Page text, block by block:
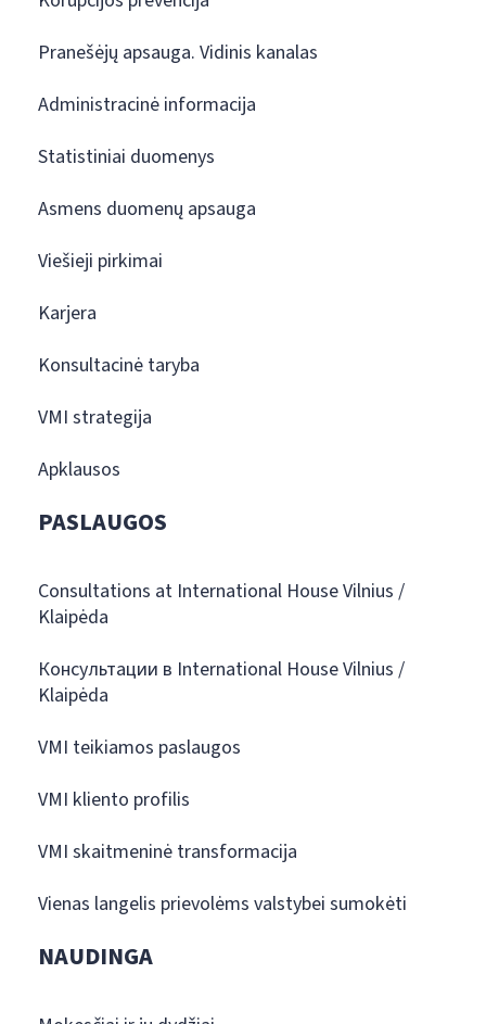
Pranešėjų apsauga. Vidinis kanalas
Administracinė informacija
Statistiniai duomenys
Asmens duomenų apsauga
Viešieji pirkimai
Karjera
Konsultacinė taryba
VMI strategija
Apklausos
PASLAUGOS
Consultations at International House Vilnius /
Klaipėda
Консультации в International House Vilnius /
Klaipėda
VMI teikiamos paslaugos
VMI kliento profilis
VMI skaitmeninė transformacija
Vienas langelis prievolėms valstybei sumokėti
NAUDINGA